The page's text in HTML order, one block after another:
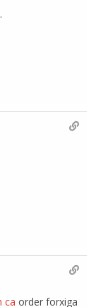
ca order forxiga